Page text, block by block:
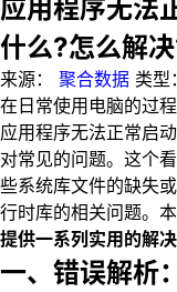
应用程序无
什么?怎么解
来源： 聚合数据 类型：
在日常使用电脑的过
应用程序无法正常启
对常见的问题。这个
些系统库文件的缺失
行时库的相关问题。
提供一系列实用的解决
一、错误解析